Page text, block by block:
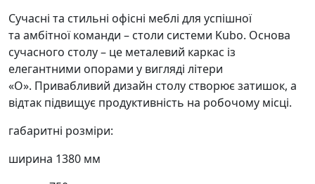
Сучасні та стильні офісні меблі для успішної
та амбітної команди – столи системи Kubo. Основа
сучасного столу – це металевий каркас із
елегантними опорами у вигляді літери
«О». Привабливий дизайн столу створює затишок, а
відтак підвищує продуктивність на робочому місці.
габаритні розміри:
ширина 1380 мм